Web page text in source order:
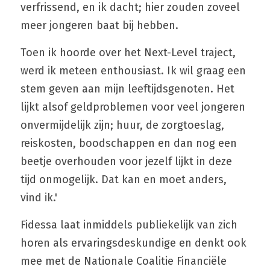
verfrissend, en ik dacht; hier zouden zoveel
meer jongeren baat bij hebben.
Toen ik hoorde over het Next-Level traject,
werd ik meteen enthousiast. Ik wil graag een
stem geven aan mijn leeftijdsgenoten. Het
lijkt alsof geldproblemen voor veel jongeren
onvermijdelijk zijn; huur, de zorgtoeslag,
reiskosten, boodschappen en dan nog een
beetje overhouden voor jezelf lijkt in deze
tijd onmogelijk. Dat kan en moet anders,
vind ik.'
Fidessa laat inmiddels publiekelijk van zich
horen als ervaringsdeskundige en denkt ook
mee met de Nationale Coalitie Financiële